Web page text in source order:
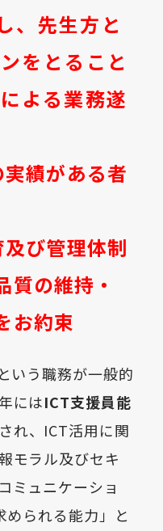
、先生方と
をとること
よる業務遂
績がある者
び管理体制
質の維持・
お約束
という職務が一般的
にはICT支援員能
れ、ICT活用に関
モラル及びセキ
ミュニケーショ
められる能力」と